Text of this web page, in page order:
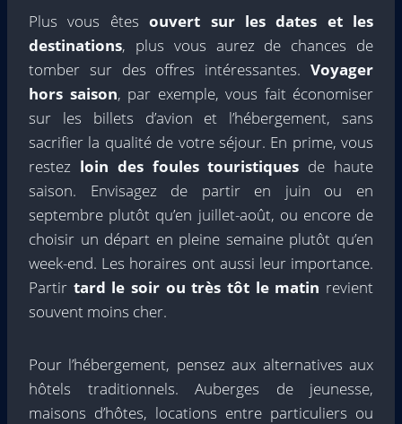
Plus vous êtes ouvert sur les dates et les
destinations, plus vous aurez de chances de
tomber sur des offres intéressantes. Voyager
hors saison, par exemple, vous fait économiser
sur les billets d’avion et l’hébergement, sans
sacrifier la qualité de votre séjour. En prime, vous
restez loin des foules touristiques de haute
saison. Envisagez de partir en juin ou en
septembre plutôt qu’en juillet-août, ou encore de
choisir un départ en pleine semaine plutôt qu’en
week-end. Les horaires ont aussi leur importance.
Partir tard le soir ou très tôt le matin revient
souvent moins cher.
Pour l’hébergement, pensez aux alternatives aux
hôtels traditionnels. Auberges de jeunesse,
maisons d’hôtes, locations entre particuliers ou